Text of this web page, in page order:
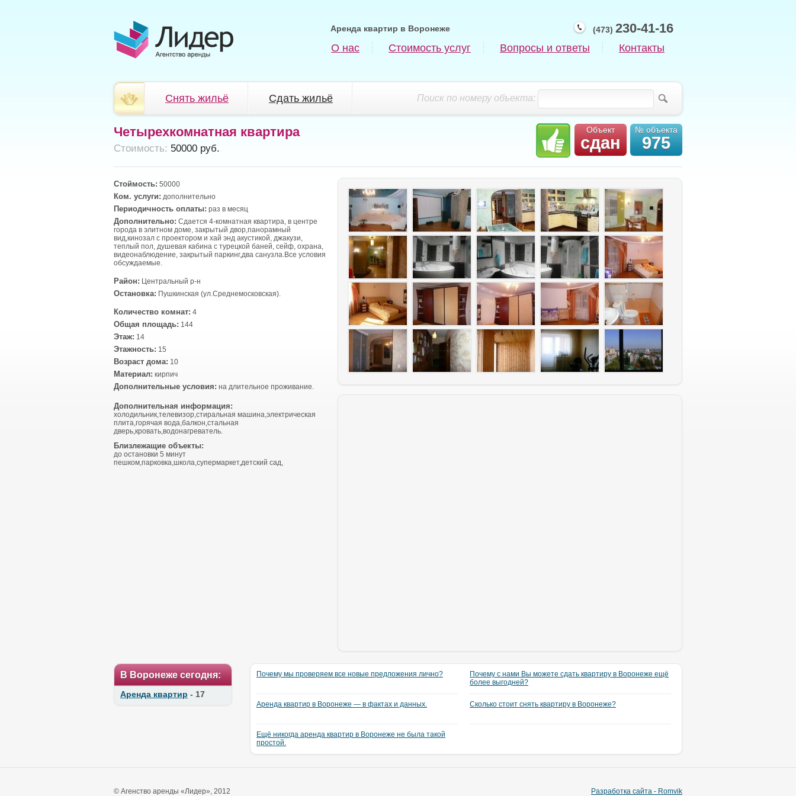
(473) 230-41-16
Аренда квартир в Воронеже
О нас Стоимость услуг Вопросы и ответы Контакты
Поиск по номеру объекта:
Снять жильё Сдать жильё
Объект
сдан
№ объекта
975
Четырехкомнатная квартира
Cтоимость: 50000 руб.
Стоймость: 50000
Ком. услуги: дополнительно
Периодичность оплаты: раз в месяц
Дополнительно: Сдается 4-комнатная квартира, в центре
города в элитном доме, закрытый двор,панорамный
вид,кинозал с проектором и хай энд акустикой, джакузи,
теплый пол, душевая кабина с турецкой баней, сейф, охрана,
видеонаблюдение, закрытый паркинг,два санузла.Все условия
обсуждаемые.
Район: Центральный р-н
Остановка: Пушкинская (ул.Среднемосковская).
Количество комнат: 4
Общая площадь: 144
Этаж: 14
Этажность: 15
Возраст дома: 10
Материал: кирпич
Дополнительные условия: на длительное проживание.
Дополнительная информация:
холодильник,телевизор,стиральная машина,электрическая
плита,горячая вода,балкон,стальная
дверь,кровать,водонагреватель.
Близлежащие объекты:
до остановки 5 минут
пешком,парковка,школа,супермаркет,детский сад,
В Воронеже сегодня:
Аренда квартир - 17
Почему мы проверяем все новые предложения лично?
Аренда квартир в Воронеже — в фактах и данных.
Ещё никогда аренда квартир в Воронеже не была такой
простой.
Почему с нами Вы можете сдать квартиру в Воронеже ещё
более выгодней?
Сколько стоит снять квартиру в Воронеже?
© Агенство аренды «Лидер», 2012 Разработка сайта - Romvik